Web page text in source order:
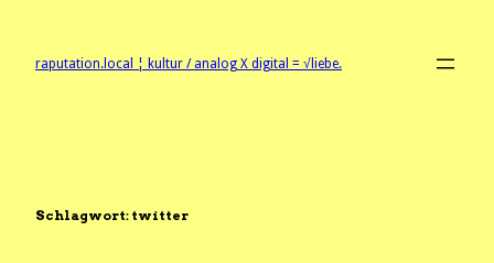
springenraputation.local ¦ kultur / analog X digital = √liebe.
Schlagwort: twitter